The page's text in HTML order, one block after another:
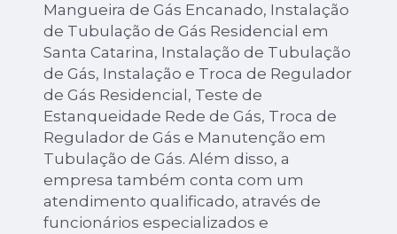
Mangueira de Gás Encanado, Instalação
de Tubulação de Gás Residencial em
Santa Catarina, Instalação de Tubulação
de Gás, Instalação e Troca de Regulador
de Gás Residencial, Teste de
Estanqueidade Rede de Gás, Troca de
Regulador de Gás e Manutenção em
Tubulação de Gás. Além disso, a
empresa também conta com um
atendimento qualificado, através de
funcionários especializados e